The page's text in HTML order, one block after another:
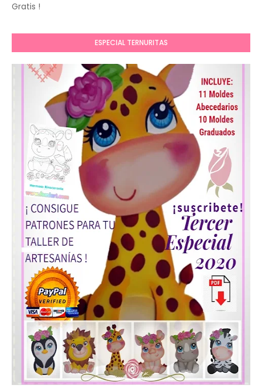
Gratis !
ESPECIAL TERNURITAS